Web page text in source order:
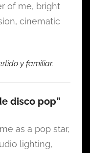
of me, bright
cinematic
y familiar.
disco pop”
as a pop star,
lighting,